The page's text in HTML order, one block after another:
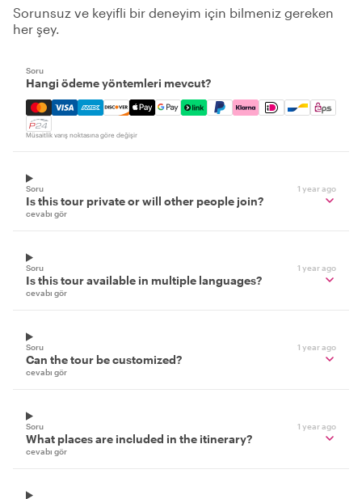
Sorunsuz ve keyifli bir deneyim için bilmeniz gereken
her şey.
Soru
Hangi ödeme yöntemleri mevcut?
Mastercard, Visa, Amex, Discover, Apple Pay, Google
Müsaitlik varış noktasına göre değişir
Soru 1 year ago
Is this tour private or will other people join?
cevabı gör
Soru 1 year ago
Is this tour available in multiple languages?
cevabı gör
Soru 1 year ago
Can the tour be customized?
cevabı gör
Soru 1 year ago
What places are included in the itinerary?
cevabı gör